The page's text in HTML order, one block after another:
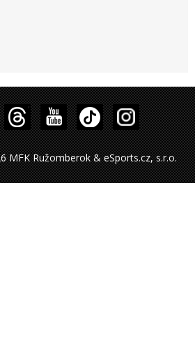
MFK Ružomberok & eSports.cz, s.r.o.